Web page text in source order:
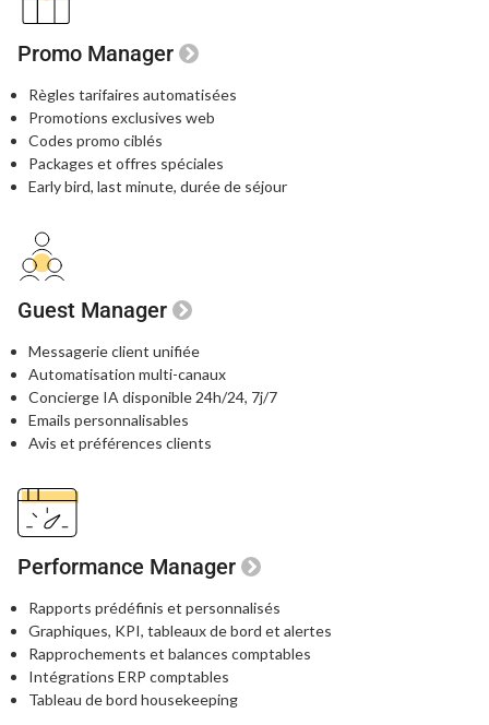
Promo Manager
Règles tarifaires automatisées
Promotions exclusives web
Codes promo ciblés
Packages et offres spéciales
Early bird, last minute, durée de séjour
Guest Manager
Messagerie client unifiée
Automatisation multi-canaux
Concierge IA disponible 24h/24, 7j/7
Emails personnalisables
Avis et préférences clients
Performance Manager
Rapports prédéfinis et personnalisés
Graphiques, KPI, tableaux de bord et alertes
Rapprochements et balances comptables
Intégrations ERP comptables
Tableau de bord housekeeping